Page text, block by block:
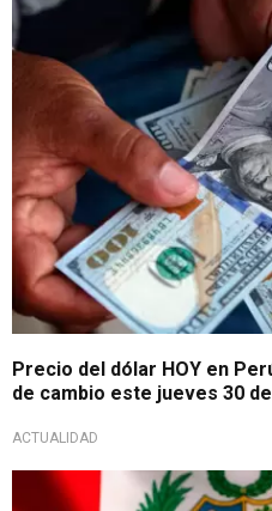
Cotización del día
Precio del dólar HOY en
de cambio este jueves 30
ACTUALIDAD
En mercado paralelo